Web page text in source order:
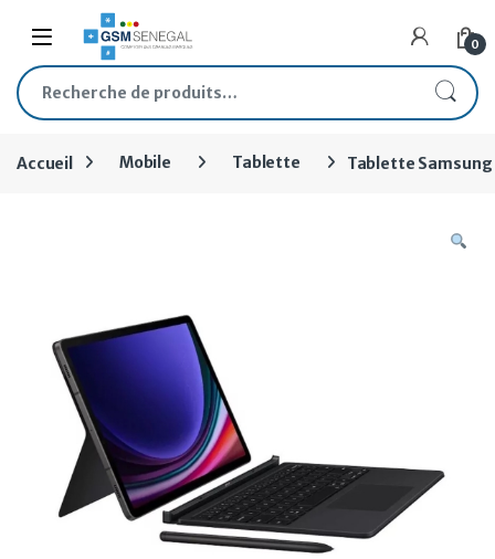
Skip to navigation
Skip to content
Open 0
Recherche pour :
Accueil Mobile Tablette Tablette Samsung